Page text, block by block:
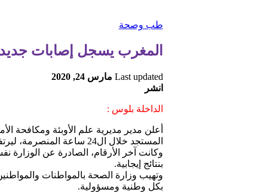
طب وصحة
المغرب يسجل إصابات جديدة
Last updated مارس 24, 2020
انشر
الداخلة بلوس :
المستجد خلال ال24 ساعة المنصرمة، ليرتفع العدد الإجمالي لحالات الإصابة المؤكدة بالفيروس بالمغرب إلى 170 حالة
بنتائج إيجابية.
وتهيب وزارة الصحة بالمواطنات
بكل وطنية ومسؤولية.